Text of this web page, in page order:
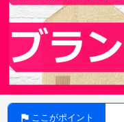
ここがポイント